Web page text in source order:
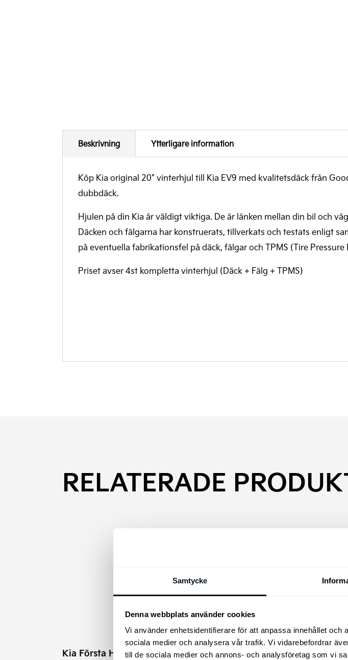
Samtycke
Denna webbplats använder cookies
Vi använder enhetsidentifierare för att anpassa innehållet och
sociala medier och analysera vår trafik. Vi vidarebefordrar
till de sociala medier och annons- och analysföretag som vi
Beskrivning Ytterligare information
Köp Kia original 20" vinterhjul till Kia EV9 med kvalitetsdäck från
dubbdäck.
Hjulen på din Kia är väldigt viktiga. De är länken mellan din bil och
Däcken och fälgarna har konstruerats, tillverkats och testats enligt
på eventuella fabrikationsfel på däck, fälgar och TPMS (Tire
Priset avser 4st kompletta vinterhjul (Däck + Fälg + TPMS)
RELATERADE
Kia Första Hjälpen Paket